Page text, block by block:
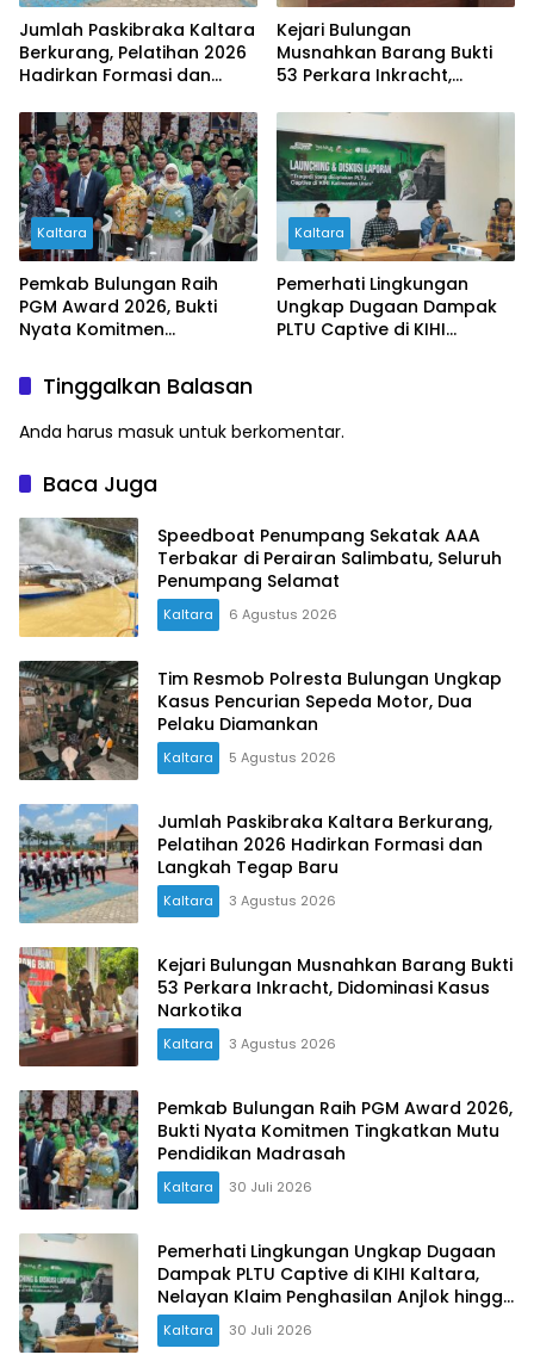
Jumlah Paskibraka Kaltara
Berkurang, Pelatihan 2026
Hadirkan Formasi dan
Kejari Bulungan
Musnahkan Barang Bukti
53 Perkara Inkracht,
Narkotika
Kaltara
Pemkab Bulungan Raih
PGM Award 2026, Bukti
Nyata Komitmen
Pendidikan Madrasah
Kaltara
Pemerhati Lingkungan
Ungkap Dugaan Dampak
PLTU Captive di KIHI
Tinggalkan Balasan
Anda harus masuk untuk berkomentar.
Baca Juga
Speedboat Penumpang Sekatak AAA
Terbakar di Perairan Salimbatu, Seluruh
Penumpang Selamat
Kaltara 6 Agustus 2026
Tim Resmob Polresta Bulungan Ungkap
Kasus Pencurian Sepeda Motor, Dua
Pelaku Diamankan
Kaltara 5 Agustus 2026
Jumlah Paskibraka Kaltara Berkurang,
Pelatihan 2026 Hadirkan Formasi dan
Langkah Tegap Baru
Kaltara 3 Agustus 2026
Kejari Bulungan Musnahkan Barang Bukti
53 Perkara Inkracht, Didominasi Kasus
Narkotika
Kaltara 3 Agustus 2026
Pemkab Bulungan Raih PGM Award 2026,
Bukti Nyata Komitmen Tingkatkan Mutu
Pendidikan Madrasah
Kaltara 30 Juli 2026
Pemerhati Lingkungan Ungkap Dugaan
Dampak PLTU Captive di KIHI Kaltara,
Nelayan Klaim Penghasilan Anjlok hingga
90 Persen
Kaltara 30 Juli 2026